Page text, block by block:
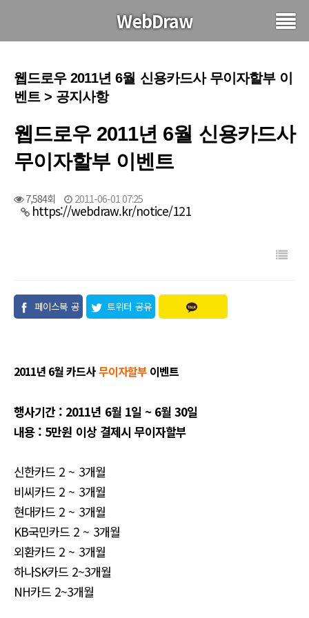
WebDraw
웹드로우 2011년 6월 신용카드사 무이자할부 이
벤트 > 공지사항
웹드로우 2011년 6월 신용카드사
무이자할부 이벤트
7,584회 2011-06-01 07:25
https://webdraw.kr/notice/121
페이스북 공
트위터 공유
2011년 6월 카드사무이자할부이벤트
행사기간 : 2011년 6월 1일 ~ 6월 30일
내용 : 5만원 이상 결제시 무이자할부
신한카드 2 ~ 3개월
비씨카드 2 ~ 3개월
현대카드 2 ~ 3개월
KB국민카드 2 ~ 3개월
외환카드 2 ~ 3개월
하나SK카드 2~3개월
NH카드 2~3개월